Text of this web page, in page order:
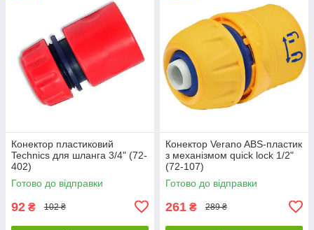
Конектор пластиковий
Technics для шланга 3/4" (72-
402)
Готово до відправки
92 ₴ 102 ₴
Конектор Verano ABS-пластик
з механізмом quick lock 1/2"
(72-107)
Готово до відправки
261 ₴ 289 ₴